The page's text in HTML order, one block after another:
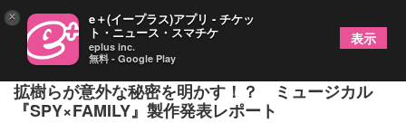
旅客機好きやランニング趣味……森崎ウィン、鈴木
拡樹らが意外な秘密を明かす！？ ミュージカル
『SPY×FAMILY』製作発表レポート
× e＋(イープラス)アプリ - チケッ
ト・ニュース・スマチケ
eplus inc.
無料 - Google Play
表示